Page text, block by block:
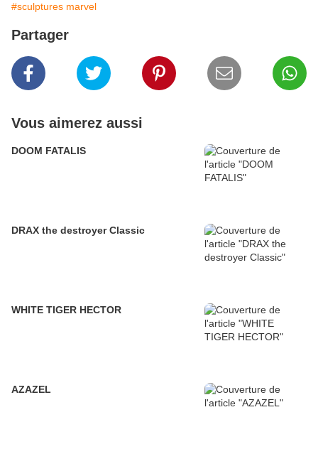
#sculptures marvel
Partager
Vous aimerez aussi
DOOM FATALIS
DRAX the destroyer Classic
WHITE TIGER HECTOR
AZAZEL